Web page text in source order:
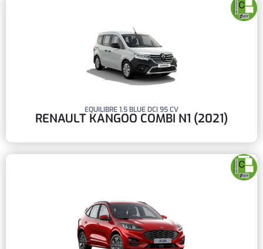
EQUILIBRE 1.5 BLUE DCI 95 CV
RENAULT KANGOO COMBI N1 (2021)